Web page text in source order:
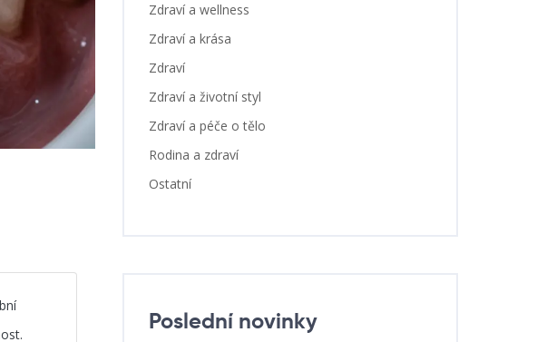
Zdraví a wellness
Zdraví a krása
Zdraví
Zdraví a životní styl
Zdraví a péče o tělo
Rodina a zdraví
Ostatní
Poslední novinky